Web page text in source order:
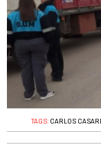
TAGS: CARLOS